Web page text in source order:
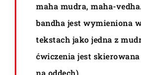
maha mudra, maha-
bandha jest wymieniona
tekstach jako jedna z
ćwiczenia jest skierowana